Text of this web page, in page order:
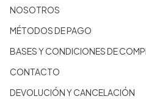
NOSOTROS
MÉTODOS DE PAGO
BASES Y CONDICIONES DE
CONTACTO
DEVOLUCIÓN Y CANCELACIÓN